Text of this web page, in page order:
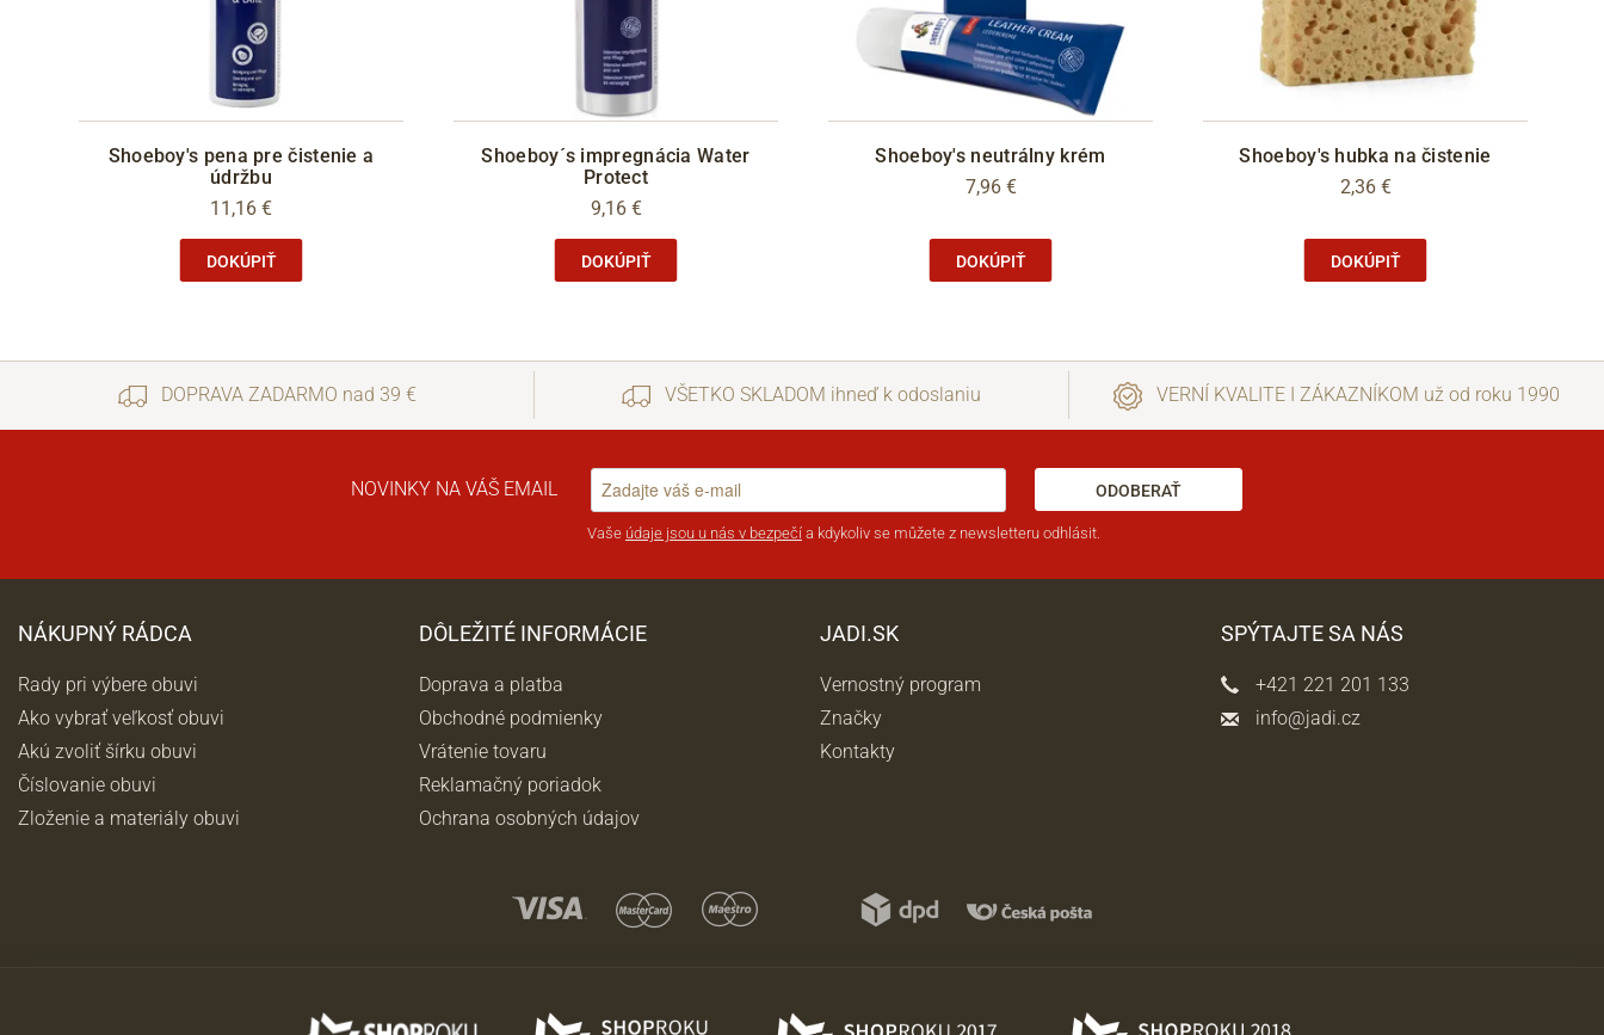
Shoeboy's pena pre čistenie a
údržbu
11,16 €
DOKÚPIŤ
Shoeboy´s impregnácia Water
Protect
9,16 €
DOKÚPIŤ
Shoeboy's neutrálny krém
7,96 €
DOKÚPIŤ
Shoeboy's hubka na čistenie
2,36 €
DOKÚPIŤ
DOPRAVA ZADARMO nad 39 € VŠETKO SKLADOM ihneď k odoslaniu VERNÍ KVALITE I ZÁKAZNÍKOM už od roku 1990
NOVINKY NA VÁŠ EMAIL ODOBERAŤ
Vaše údaje jsou u nás v bezpečí a kdykoliv se můžete z newsletteru odhlásit.
NÁKUPNÝ RÁDCA
Rady pri výbere obuvi
Ako vybrať veľkosť obuvi
Akú zvoliť šírku obuvi
Číslovanie obuvi
Zloženie a materiály obuvi
DÔLEŽITÉ INFORMÁCIE
Doprava a platba
Obchodné podmienky
Vrátenie tovaru
Reklamačný poriadok
Ochrana osobných údajov
JADI.SK
Vernostný program
Značky
Kontakty
SPÝTAJTE SA NÁS
+421 221 201 133
info@jadi.cz